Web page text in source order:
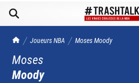
TrashTalk Actu NBA
Joueurs NBA MosesMoody
Moses
Moody